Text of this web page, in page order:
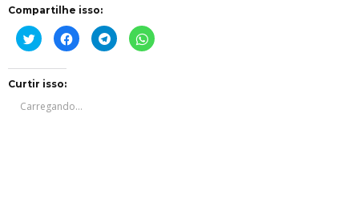
Compartilhe isso:
Clique
para
compartilhar
em
janela)
Clique
para
compartilhar
janela)
Clique
para
compartilhar
Clique
para
Curtir isso:
Carregando...